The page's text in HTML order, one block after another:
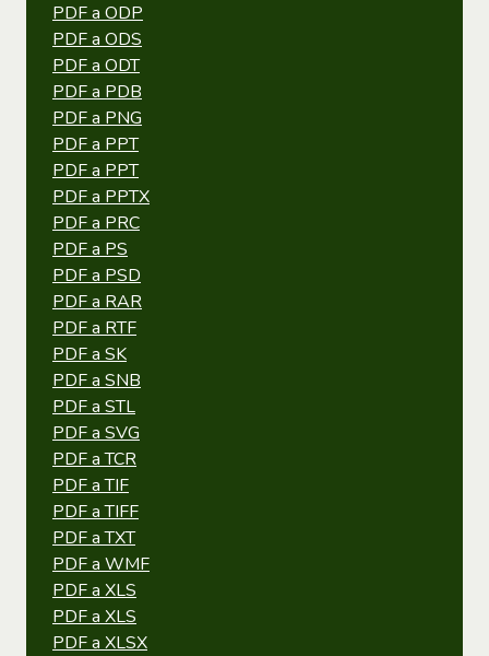
PDF a ODP
PDF a ODS
PDF a ODT
PDF a PDB
PDF a PNG
PDF a PPT
PDF a PPT
PDF a PPTX
PDF a PRC
PDF a PS
PDF a PSD
PDF a RAR
PDF a RTF
PDF a SK
PDF a SNB
PDF a STL
PDF a SVG
PDF a TCR
PDF a TIF
PDF a TIFF
PDF a TXT
PDF a WMF
PDF a XLS
PDF a XLS
PDF a XLSX